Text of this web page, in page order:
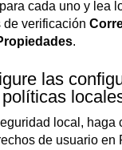
para cada uno y lea
de verificación
.
las
local, haga
de usuario en